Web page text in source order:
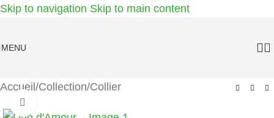
Skip to navigation Skip to main content
MENU
Accueil /Collection/Collier